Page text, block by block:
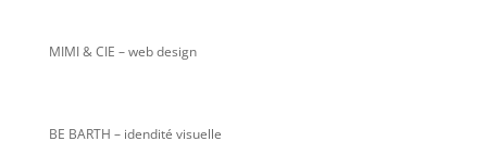
MIMI & CIE – web design
BE BARTH – idendité visuelle